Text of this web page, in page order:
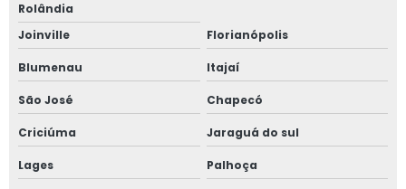
Rolândia
Joinville
Florianópolis
Blumenau Itajaí
São José Chapecó
Criciúma Jaraguá do sul
Lages Palhoça